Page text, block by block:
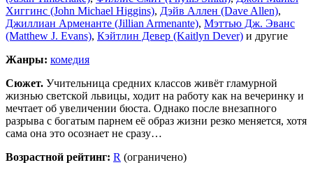
Хиггинс (John Michael Higgins), Дэйв Аллен (Dave Allen),
Джиллиан Арменанте (Jillian Armenante), Мэттью Дж. Эванс
(Matthew J. Evans), Кэйтлин Девер (Kaitlyn Dever) и другие
Жанры: комедия
Сюжет. Учительница средних классов живёт гламурной
жизнью светской львицы, ходит на работу как на вечеринку и
мечтает об увеличении бюста. Однако после внезапного
разрыва с богатым парнем её образ жизни резко меняется, хотя
сама она это осознает не сразу…
Возрастной рейтинг: R (ограничено)